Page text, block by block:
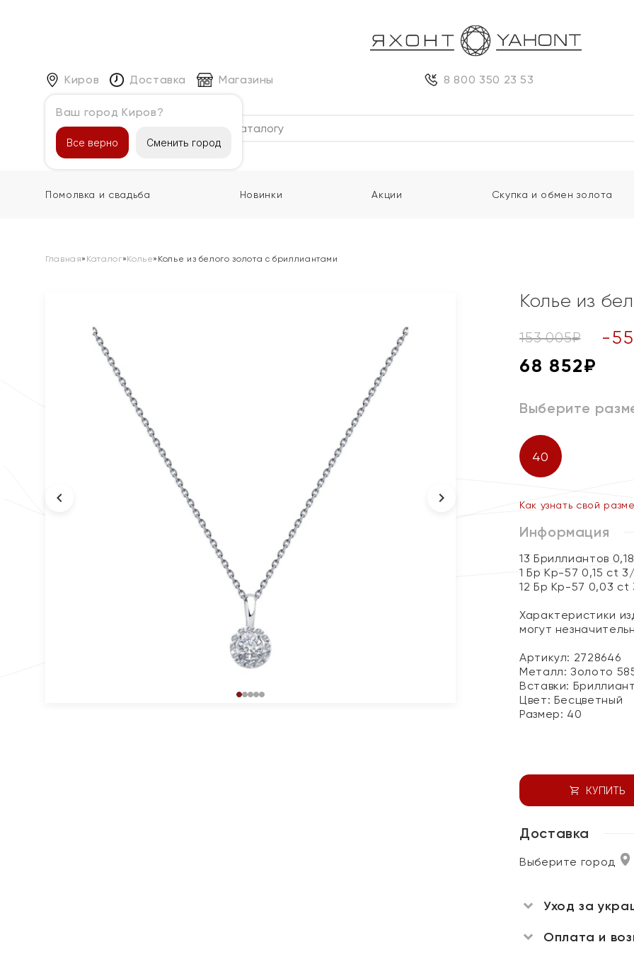
Киров
Ваш город Киров?
Все верно Сменить город
Доставка Магазины 8 800 350 23 53
Каталог
Помолвка и свадьба Новинки Акции Скупка и обмен золота
Главная» Каталог»Колье» Колье из белого золота с бриллиантами
Колье из
153 005₽ -55
68 852₽
Выберите
40
Как узнать свой
Информация
13 Бриллиантов
1 Бр Кр-57 0,15 ct
12 Бр Кр-57 0,03 ct
Характеристики
могут
Артикул: 2728646
Металл:Золото
Вставки: Бриллиант
Цвет: Бесцветный
Размер: 40
КУПИТЬ
Доставка
Выберите город
Уход за
Оплата и